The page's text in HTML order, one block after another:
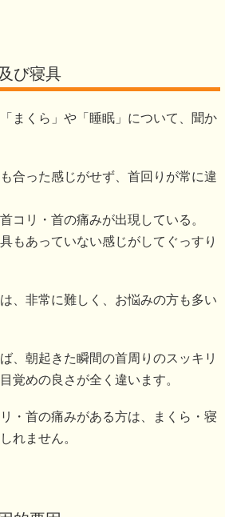
び寝具
まくら」や「睡眠」について、聞か
合った感じがせず、首回りが常に違
コリ・首の痛みが出現している。
もあっていない感じがしてぐっすり
、非常に難しく、お悩みの方も多い
、朝起きた瞬間の首周りのスッキリ
覚めの良さが全く違います。
・首の痛みがある方は、まくら・寝
れません。